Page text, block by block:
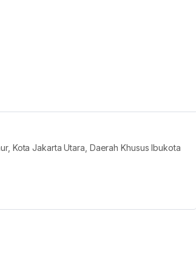
Kota Jakarta Utara, Daerah Khusus Ibukota